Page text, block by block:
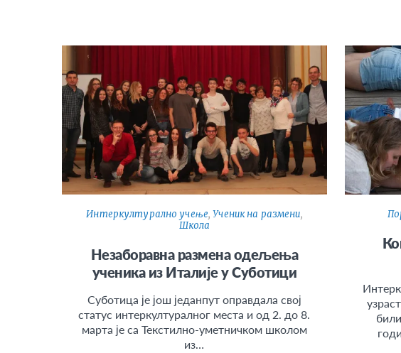
Интеркултурално учење,Ученик на размени,
Школа
Незаборавна размена одељења
ученика из Италије у Суботици
Суботица је још једанпут оправдала свој
статус интеркултуралног места и од 2. до 8.
марта је са Текстилно-уметничком школом
из…